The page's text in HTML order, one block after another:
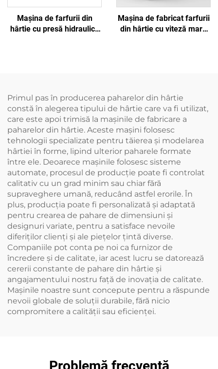
Mașina de farfurii din
hârtie cu presă hidraulică
Mașina de fabricat farfurii
din hârtie cu viteză mare
Primul pas în producerea paharelor din hârtie
constă în alegerea tipului de hârtie care va fi utilizat,
care este apoi trimisă la mașinile de fabricare a
paharelor din hârtie. Aceste mașini folosesc
tehnologii specializate pentru tăierea și modelarea
hârtiei în forme, lipind ulterior paharele formate
între ele. Deoarece mașinile folosesc sisteme
automate, procesul de producție poate fi controlat
calitativ cu un grad minim sau chiar fără
supraveghere umană, reducând astfel erorile. În
plus, producția poate fi personalizată și adaptată
pentru crearea de pahare de dimensiuni și
designuri variate, pentru a satisface nevoile
diferiților clienți și ale piețelor țintă diverse.
Companiile pot conta pe noi ca furnizor de
încredere și de calitate, iar acest lucru se datorează
cererii constante de pahare din hârtie și
angajamentului nostru față de inovația de calitate.
Mașinile noastre sunt concepute pentru a răspunde
nevoii globale de soluții durabile, fără nicio
compromitere a calității sau eficienței.